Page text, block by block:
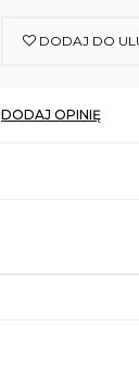
DODAJ DO
DODAJ OPINIĘ